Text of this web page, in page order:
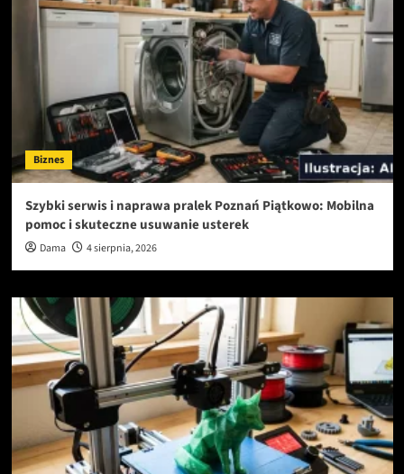
Biznes
Szybki serwis i naprawa pralek Poznań Piątkowo: Mobilna
pomoc i skuteczne usuwanie usterek
Dama 4 sierpnia, 2026